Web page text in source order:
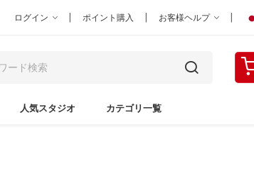
ログイン | ポイント購入 | お客様ヘルプ |
人気スタジオ カテゴリ一覧